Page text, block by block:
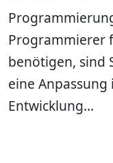
Programmierer
benötigen, sind
eine
Entwicklung…